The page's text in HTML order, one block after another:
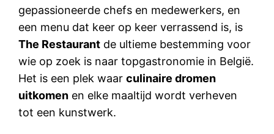
gepassioneerde chefs en medewerkers, en
een menu dat keer op keer verrassend is, is
The Restaurant de ultieme bestemming voor
wie op zoek is naar topgastronomie in België.
Het is een plek waarculinaire dromen
uitkomen en elke maaltijd wordt verheven
tot een kunstwerk.